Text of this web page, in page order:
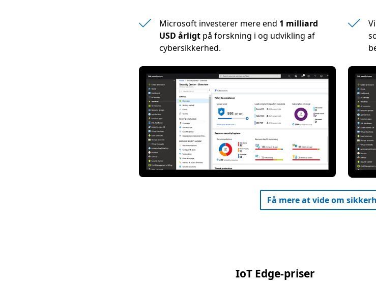
Microsoft investerer mere end 1 milliard
USD årligtpå forskning i og udvikling af
cybersikkerhed.
Få mere at vide om
IoT Edge-priser